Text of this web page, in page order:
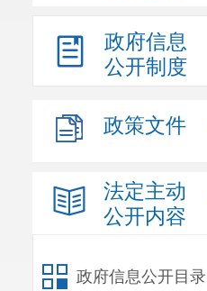
政府信息
公开制度
政策文件
法定主动
公开内容
政府信息公开目录